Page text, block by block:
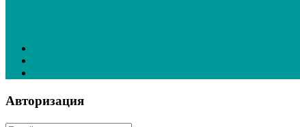
Авторизация